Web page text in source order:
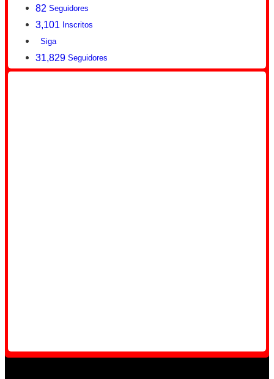
82 Seguidores
3,101 Inscritos
Siga
31,829 Seguidores